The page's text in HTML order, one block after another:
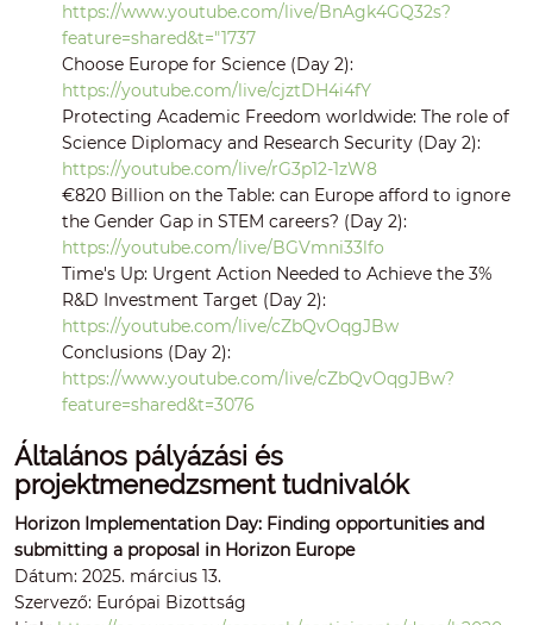
https://www.youtube.com/live/BnAgk4GQ32s?
feature=shared&t="1737
Choose Europe for Science (Day 2):
https://youtube.com/live/cjztDH4i4fY
Protecting Academic Freedom worldwide: The role of
Science Diplomacy and Research Security (Day 2):
https://youtube.com/live/rG3p12-1zW8
€820 Billion on the Table: can Europe afford to ignore
the Gender Gap in STEM careers? (Day 2):
https://youtube.com/live/BGVmni33lfo
Time's Up: Urgent Action Needed to Achieve the 3%
R&D Investment Target (Day 2):
https://youtube.com/live/cZbQvOqgJBw
Conclusions (Day 2):
https://www.youtube.com/live/cZbQvOqgJBw?
feature=shared&t=3076
Általános pályázási és
projektmenedzsment tudnivalók
Horizon Implementation Day: Finding opportunities and
submitting a proposal in Horizon Europe
Dátum: 2025. március 13.
Szervező: Európai Bizottság